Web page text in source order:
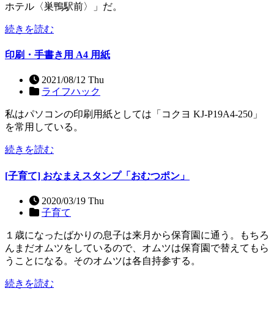
ホテル〈巣鴨駅前〉」だ。
続きを読む
印刷・手書き用 A4 用紙
2021/08/12 Thu
ライフハック
私はパソコンの印刷用紙としては「コクヨ KJ-P19A4-250」
を常用している。
続きを読む
[子育て] おなまえスタンプ「おむつポン」
2020/03/19 Thu
子育て
１歳になったばかりの息子は来月から保育園に通う。もちろ
んまだオムツをしているので、オムツは保育園で替えてもら
うことになる。そのオムツは各自持参する。
続きを読む